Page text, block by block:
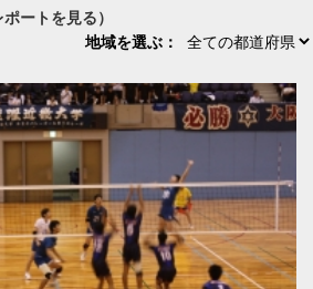
ートを見る）
地域を選ぶ：